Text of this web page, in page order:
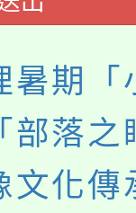
暑期「
部落之
文化傳